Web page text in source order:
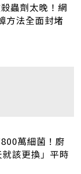
蟲劑太晚！網
方法全面封堵
萬細菌！廚
該更換」平時